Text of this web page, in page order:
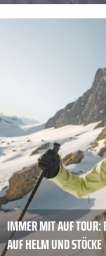
IMMER MIT AUF TOUR:
AUF HELM UND STÖCKE